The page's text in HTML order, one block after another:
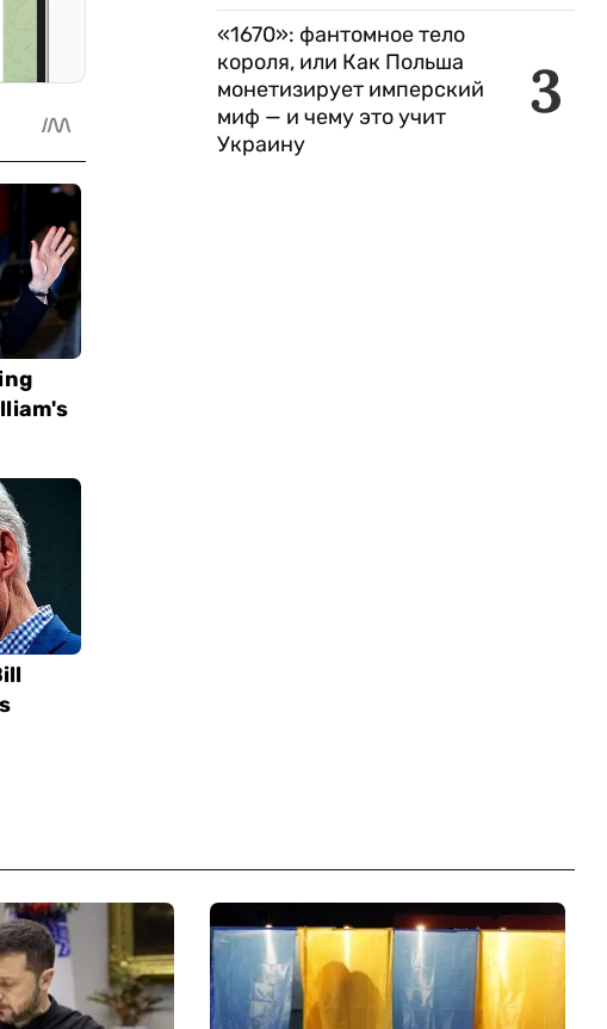
3
«1670»: фантомное тело
короля, или Как Польша
монетизирует имперский
миф — и чему это учит
Украину